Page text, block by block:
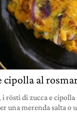
cipolla al
i rösti di zucca e
una merenda salta o